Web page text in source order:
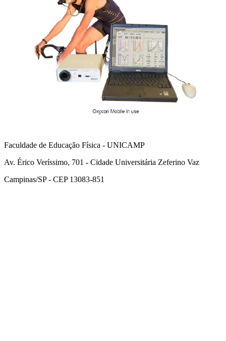
Faculdade de Educação Física - UNICAMP
Av. Érico Veríssimo, 701 - Cidade Universitária Zeferino Vaz
Campinas/SP - CEP 13083-851